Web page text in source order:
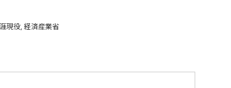
現役, 経済産業省